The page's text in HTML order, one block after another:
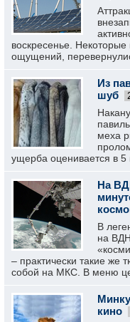
воскресенье.
ощущений,
Из
шуб
меха
ущерба оценивается в 5
На
В
на
– практически такие же
собой на МКС. В меню
кино